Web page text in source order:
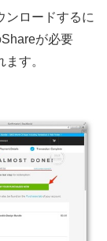
ロードするに
が必要
す。